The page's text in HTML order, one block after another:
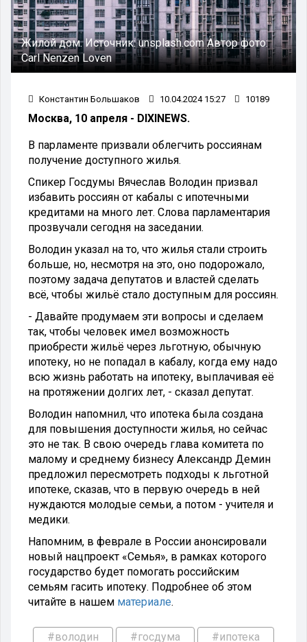
Жилой дом.Источник:unsplash.comАвтор фото:
Carl Nenzen Loven
Константин Большаков 10.04.2024 15:27 10189
Москва, 10 апреля - DIXINEWS.
В парламенте призвали облегчить россиянам
получение доступного жилья.
Спикер Госдумы Вячеслав Володин призвал
избавить россиян от кабалы с ипотечными
кредитами на много лет. Слова парламентария
прозвучали сегодня на заседании.
Володин указал на то, что жилья стали строить
больше, но, несмотря на это, оно подорожало,
поэтому задача депутатов и властей сделать
всё, чтобы жильё стало доступным для россиян.
- Давайте продумаем эти вопросы и сделаем
так, чтобы человек имел возможность
приобрести жильё через льготную, обычную
ипотеку, но не попадал в кабалу, когда ему надо
всю жизнь работать на ипотеку, выплачивая её
на протяжении долгих лет, - сказал депутат.
Володин напомнил, что ипотека была создана
для повышения доступности жилья, но сейчас
это не так. В свою очередь глава комитета по
малому и среднему бизнесу Александр Демин
предложил пересмотреть подходы к льготной
ипотеке, сказав, что в первую очередь в ней
нуждаются молодые семьи, а потом - учителя и
медики.
Напомним, в феврале в России анонсировали
новый нацпроект «Семья», в рамках которого
государство будет помогать российским
семьям гасить ипотеку. Подробнее об этом
читайте в нашем материале.
#володин #госдума #ипотека